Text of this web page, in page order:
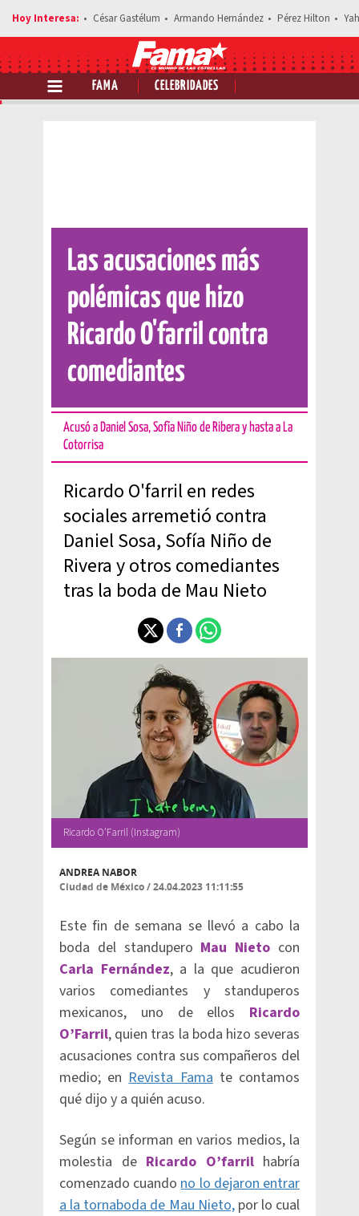
César Gastélum Armando Hernández Pérez Hilton
FAMA CELEBRIDADES
Comparte esta noticia
Las acusaciones más
polémicas que hizo
Ricardo O'farril contra
comediantes
Acusó a Daniel Sosa, Sofía Niño de Ribera y hasta a La
Cotorrisa
Ricardo O'farril en redes
sociales arremetió contra
Daniel Sosa, Sofía Niño de
Rivera y otros comediantes
tras la boda de Mau Nieto
Ricardo O'Farril (Instagram)
ANDREA NABOR
Ciudad de México/24.04.2023 11:11:55
Este fin de semana se llevó a cabo la
boda del standupero Mau Nieto con
Carla Fernández, a la que acudieron
varios comediantes y standuperos
mexicanos, uno de ellos Ricardo
O’Farril, quien tras la boda hizo severas
acusaciones contra sus compañeros del
medio; enRevista Famate contamos
qué dijo y a quién acuso.
Según se informan en varios medios, la
molestia de Ricardo O’farrilhabría
comenzado cuandono lo dejaron entrar
a la tornaboda de Mau Nieto,por lo cual